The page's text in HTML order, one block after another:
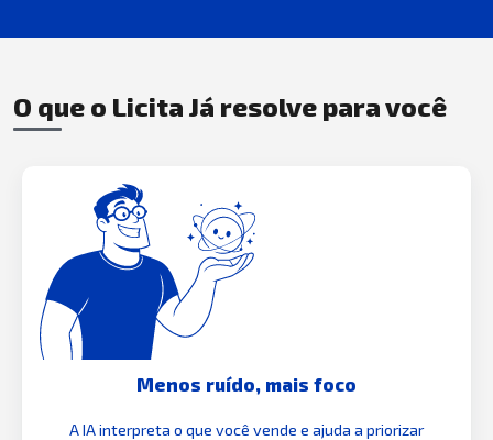
O que o Licita Já resolve para você
Menos ruído, mais foco
A IA interpreta o que você vende e ajuda a priorizar